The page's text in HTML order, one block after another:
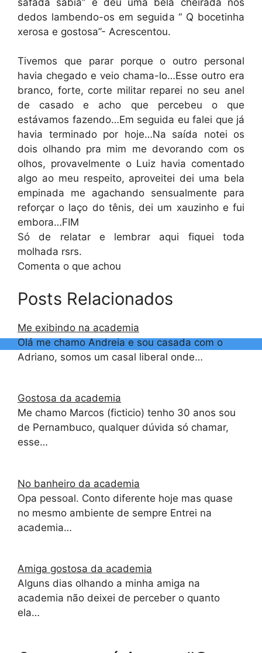
dedos lambendo-os em seguida “ Q bocetinha
xerosa e gostosa”- Acrescentou.
Tivemos que parar porque o outro personal
havia chegado e veio chama-lo…Esse outro era
branco, forte, corte militar reparei no seu anel
de casado e acho que percebeu o que
estávamos fazendo…Em seguida eu falei que já
havia terminado por hoje…Na saída notei os
dois olhando pra mim me devorando com os
olhos, provavelmente o Luiz havia comentado
algo ao meu respeito, aproveitei dei uma bela
empinada me agachando sensualmente para
reforçar o laço do tênis, dei um xauzinho e fui
embora…FIM
Só de relatar e lembrar aqui fiquei toda
molhada rsrs.
Comenta o que achou
Posts Relacionados
Me exibindo na academia
Olá me chamo Andreia e sou casada com o
Adriano, somos um casal liberal onde…
Gostosa da academia
Me chamo Marcos (ficticio) tenho 30 anos sou
de Pernambuco, qualquer dúvida só chamar,
esse…
No banheiro da academia
Opa pessoal. Conto diferente hoje mas quase
no mesmo ambiente de sempre Entrei na
academia…
Amiga gostosa da academia
Alguns dias olhando a minha amiga na
academia não deixei de perceber o quanto
ela…